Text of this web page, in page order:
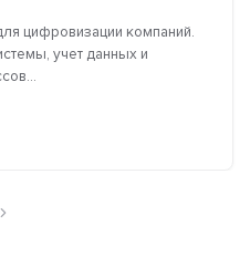
цифровизации компаний.
учет данных и